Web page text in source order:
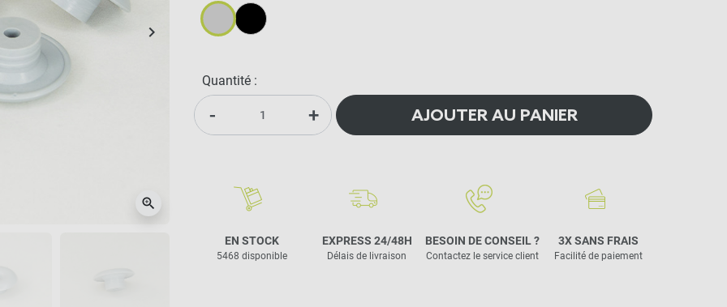
Suivant
keyboard_arrow_right
zoom_in
Quantité :
- + AJOUTER AU PANIER
EN STOCK
5468 disponible
EXPRESS 24/48H
Délais de livraison
BESOIN DE CONSEIL ?
Contactez le service client
3X SANS FRAIS
Facilité de paiement